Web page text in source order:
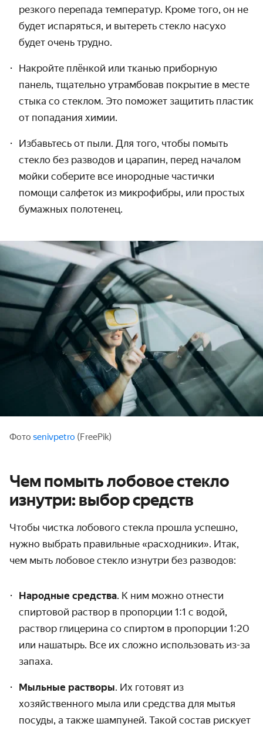
резкого перепада температур. Кроме того, он не
будет испаряться, и вытереть стекло насухо
будет очень трудно.
Накройте плёнкой или тканью приборную
панель, тщательно утрамбовав покрытие в месте
стыка со стеклом. Это поможет защитить пластик
от попадания химии.
Избавьтесь от пыли. Для того, чтобы помыть
стекло без разводов и царапин, перед началом
мойки соберите все инородные частички
помощи салфеток из микрофибры, или простых
бумажных полотенец.
Фото senivpetro (FreePik)
Чем помыть лобовое стекло
изнутри: выбор средств
Чтобы чистка лобового стекла прошла успешно,
нужно выбрать правильные «расходники». Итак,
чем мыть лобовое стекло изнутри без разводов:
Народные средства. К ним можно отнести
спиртовой раствор в пропорции 1:1 с водой,
раствор глицерина со спиртом в пропорции 1:20
или нашатырь. Все их сложно использовать из-за
запаха.
Мыльные растворы. Их готовят из
хозяйственного мыла или средства для мытья
посуды, а также шампуней. Такой состав рискует